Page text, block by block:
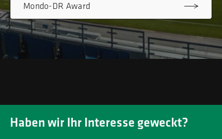
Mondo-DR Award
Haben wir Ihr Interesse geweckt?